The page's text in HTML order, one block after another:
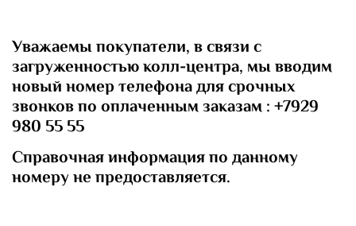
Уважаемы покупатели, в связи с
загруженностью колл-центра, мы вводим
новый номер телефона для срочных
звонков по оплаченным заказам : +7929
980 55 55
Справочная информация по данному
номеру не предоставляется.